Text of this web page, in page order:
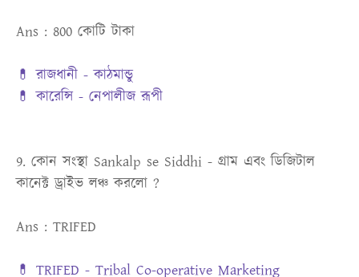
Ans : 800 কোটি টাকা
💊 রাজধানী - কাঠমান্ডু
💊 কারেন্সি - নেপালীজ রূপী
9. কোন সংস্থা Sankalp se Siddhi - গ্রাম এবং ডিজিটাল
কানেক্ট ড্রাইভ লঞ্চ করলো ?
Ans : TRIFED
💊 TRIFED - Tribal Co-operative Marketing